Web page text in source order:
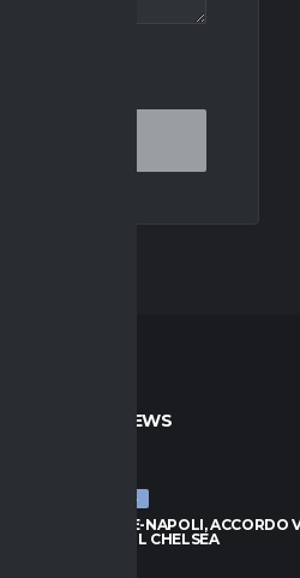
ULTIME NEWS
ULTIME NEWS
BADIASHILE-NAPOLI, ACCORDO
TRATTA COL CHELSEA